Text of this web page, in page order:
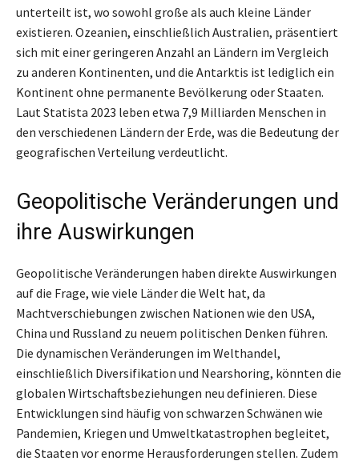
unterteilt ist, wo sowohl große als auch kleine Länder
existieren. Ozeanien, einschließlich Australien, präsentiert
sich mit einer geringeren Anzahl an Ländern im Vergleich
zu anderen Kontinenten, und die Antarktis ist lediglich ein
Kontinent ohne permanente Bevölkerung oder Staaten.
Laut Statista 2023 leben etwa 7,9 Milliarden Menschen in
den verschiedenen Ländern der Erde, was die Bedeutung der
geografischen Verteilung verdeutlicht.
Geopolitische Veränderungen und
ihre Auswirkungen
Geopolitische Veränderungen haben direkte Auswirkungen
auf die Frage, wie viele Länder die Welt hat, da
Machtverschiebungen zwischen Nationen wie den USA,
China und Russland zu neuem politischen Denken führen.
Die dynamischen Veränderungen im Welthandel,
einschließlich Diversifikation und Nearshoring, könnten die
globalen Wirtschaftsbeziehungen neu definieren. Diese
Entwicklungen sind häufig von schwarzen Schwänen wie
Pandemien, Kriegen und Umweltkatastrophen begleitet,
die Staaten vor enorme Herausforderungen stellen. Zudem